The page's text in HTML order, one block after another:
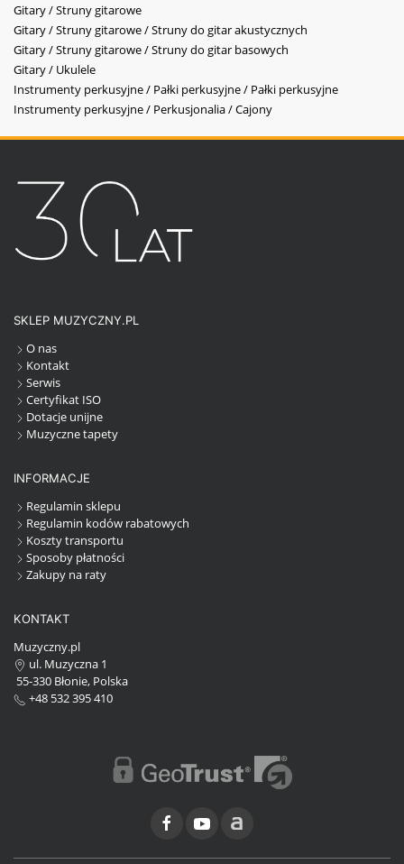
Gitary / Struny gitarowe
Gitary / Struny gitarowe / Struny do gitar akustycznych
Gitary / Struny gitarowe / Struny do gitar basowych
Gitary / Ukulele
Instrumenty perkusyjne / Pałki perkusyjne / Pałki perkusyjne
Instrumenty perkusyjne / Perkusjonalia / Cajony
SKLEP MUZYCZNY.PL
O nas
Kontakt
Serwis
Certyfikat ISO
Dotacje unijne
Muzyczne tapety
INFORMACJE
Regulamin sklepu
Regulamin kodów rabatowych
Koszty transportu
Sposoby płatności
Zakupy na raty
KONTAKT
Muzyczny.pl
ul. Muzyczna 1
55-330 Błonie, Polska
+48 532 395 410